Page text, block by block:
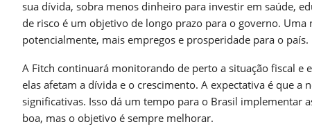
sua dívida, sobra menos dinheiro para investir em saúde,
de risco é um objetivo de longo prazo para o governo.
potencialmente, mais empregos e prosperidade para o país.
A Fitch continuará monitorando de perto a situação fiscal e
elas afetam a dívida e o crescimento. A expectativa é que
significativas. Isso dá um tempo para o Brasil implementar
boa, mas o objetivo é sempre melhorar.